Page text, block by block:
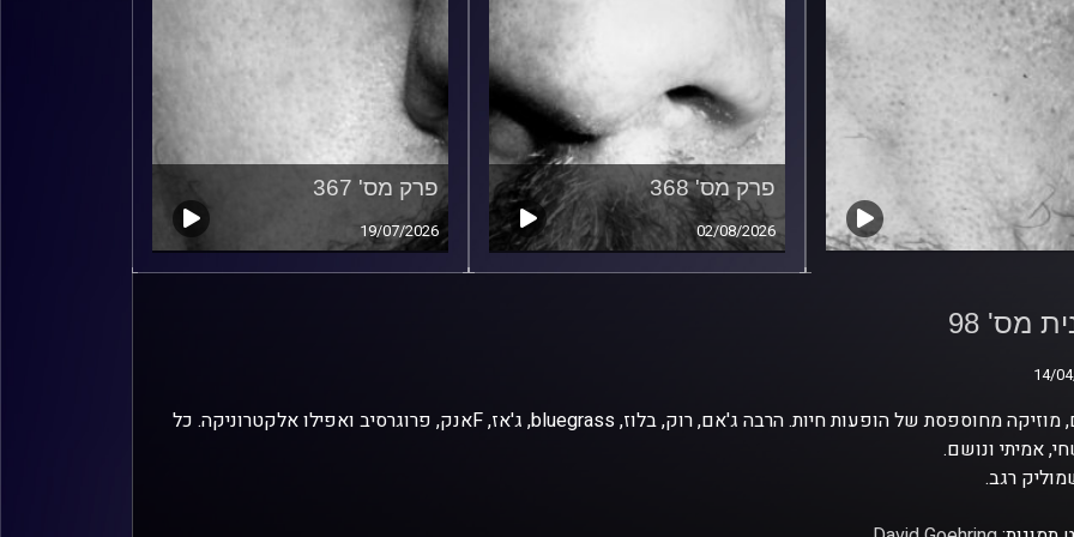
14/
פרק מס' 368
02/08/2026
פרק מס' 367
19/07/2026
מס' 98
14/
זיפים, מוזיקה מחוספסת של הופעות חיות. הרבה ג'אם, רוק, בלוז, bluegrass, ג'אז, Fאנק, פרוגרסיב ואפילו אלקטרוניקה. כל
אמיתי ונושם.
רגב.